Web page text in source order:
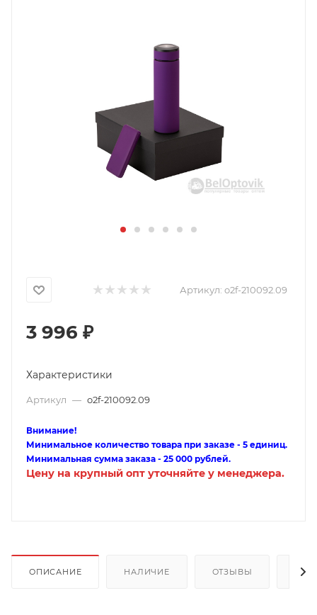
Артикул: o2f-210092.09
3 996 ₽
Характеристики
Артикул — o2f-210092.09
Внимание!
Минимальное количество товара при заказе - 5 единиц.
Минимальная сумма заказа - 25 000 рублей.
Цену на крупный опт уточняйте у менеджера.
ОПИСАНИЕ НАЛИЧИЕ ОТЗЫВЫ